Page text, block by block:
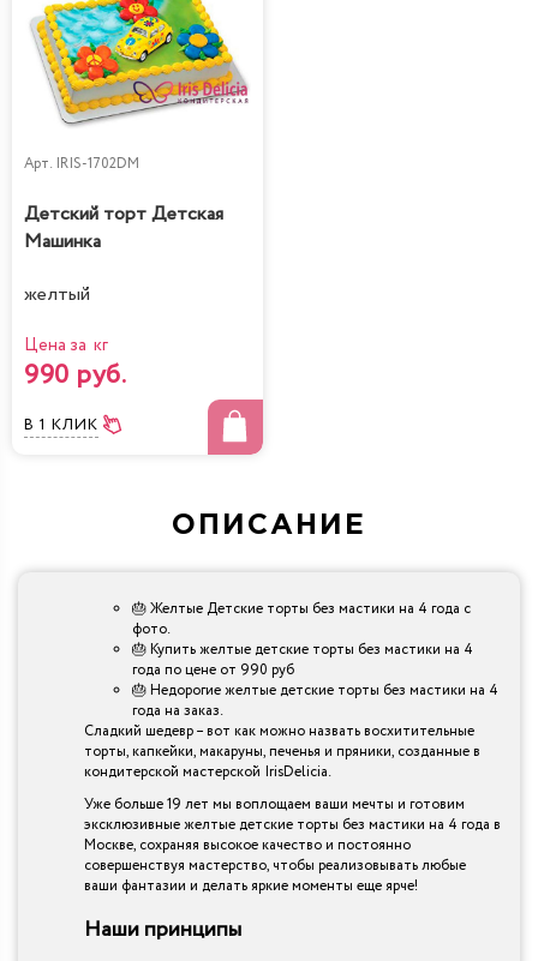
Арт. IRIS-1702DM
Детский торт Детская
Машинка
желтый
Цена за кг
990 руб.
В 1 КЛИК
ОПИСАНИЕ
🎂 Желтые Детские торты без мастики на 4 года с
фото.
🎂 Купить желтые детские торты без мастики на 4
года по цене от 990 руб
🎂 Недорогие желтые детские торты без мастики на 4
года на заказ.
Сладкий шедевр – вот как можно назвать восхитительные
торты, капкейки, макаруны, печенья и пряники, созданные в
кондитерской мастерской IrisDelicia.
Уже больше 19 лет мы воплощаем ваши мечты и готовим
эксклюзивные желтые детские торты без мастики на 4 года в
Москве, сохраняя высокое качество и постоянно
совершенствуя мастерство, чтобы реализовывать любые
ваши фантазии и делать яркие моменты еще ярче!
Наши принципы